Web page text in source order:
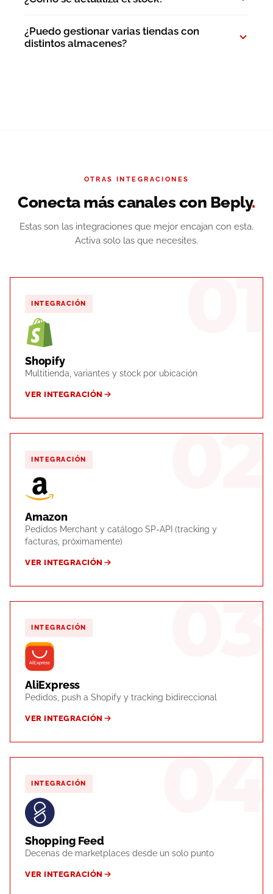
¿Puedo gestionar varias tiendas con
distintos almacenes?
OTRAS INTEGRACIONES
Conecta más canales con Beply.
Estas son las integraciones que mejor encajan con esta.
Activa solo las que necesites.
01
INTEGRACIÓN
Shopify
Multitienda, variantes y stock por ubicación
VER INTEGRACIÓN
02
INTEGRACIÓN
Amazon
Pedidos Merchant y catálogo SP-API (tracking y
facturas, próximamente)
VER INTEGRACIÓN
03
INTEGRACIÓN
AliExpress
Pedidos, push a Shopify y tracking bidireccional
VER INTEGRACIÓN
04
INTEGRACIÓN
Shopping Feed
Decenas de marketplaces desde un solo punto
VER INTEGRACIÓN